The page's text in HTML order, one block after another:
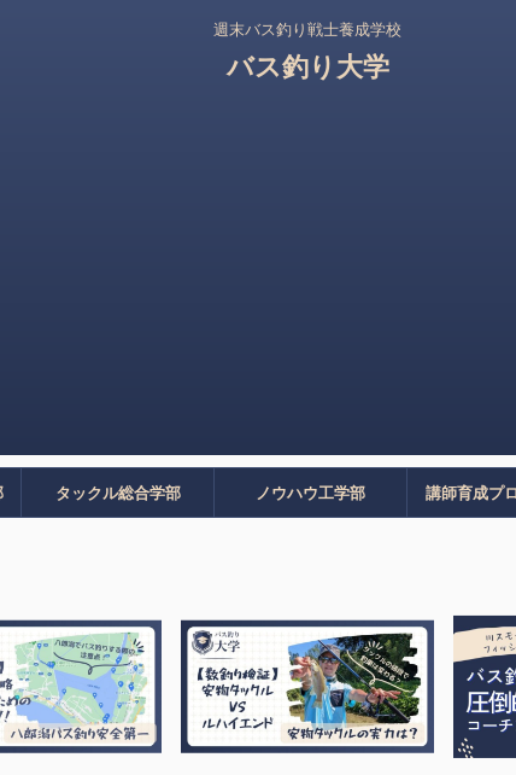
週末バス釣り戦士養成学校
バス釣り大学
タックル総合学部 ノウハウ工学部 講師育成プ